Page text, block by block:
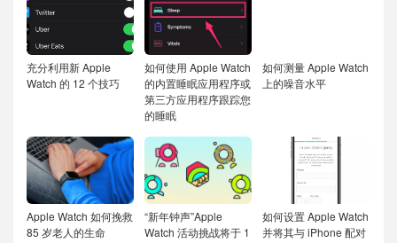
充分利用新 Apple
Watch 的 12 个技巧
如何使用 Apple Watch
的内置睡眠应用程序或
第三方应用程序跟踪您
的睡眠
如何测量 Apple Watch
上的噪音水平
Apple Watch 如何挽救
85 岁老人的生命
“新年钟声”Apple
Watch 活动挑战将于 1
如何设置 Apple Watch
并将其与 iPhone 配对